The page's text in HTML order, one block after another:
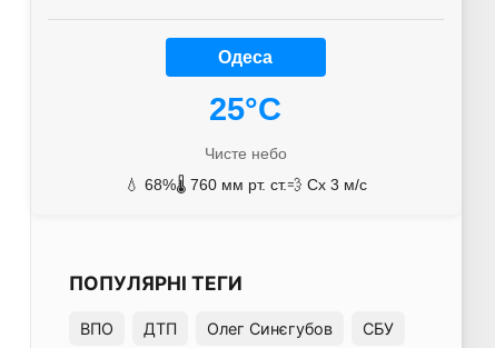
Одеса
25°C
Чисте небо
💧 68%🌡️ 760 мм рт. ст.💨 Сх 3 м/с
ПОПУЛЯРНІ ТЕГИ
ВПО ДТП Олег Синєгубов СБУ